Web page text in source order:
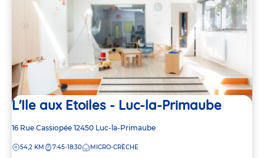
L'Ile aux Etoiles - Luc-la-Primaube
Adresse
la
16 Rue Cassiopée 12450 Luc-la-Primaube
DISTANCE
54,2 KM 7:45-18:30 MICRO-CRÈCHE